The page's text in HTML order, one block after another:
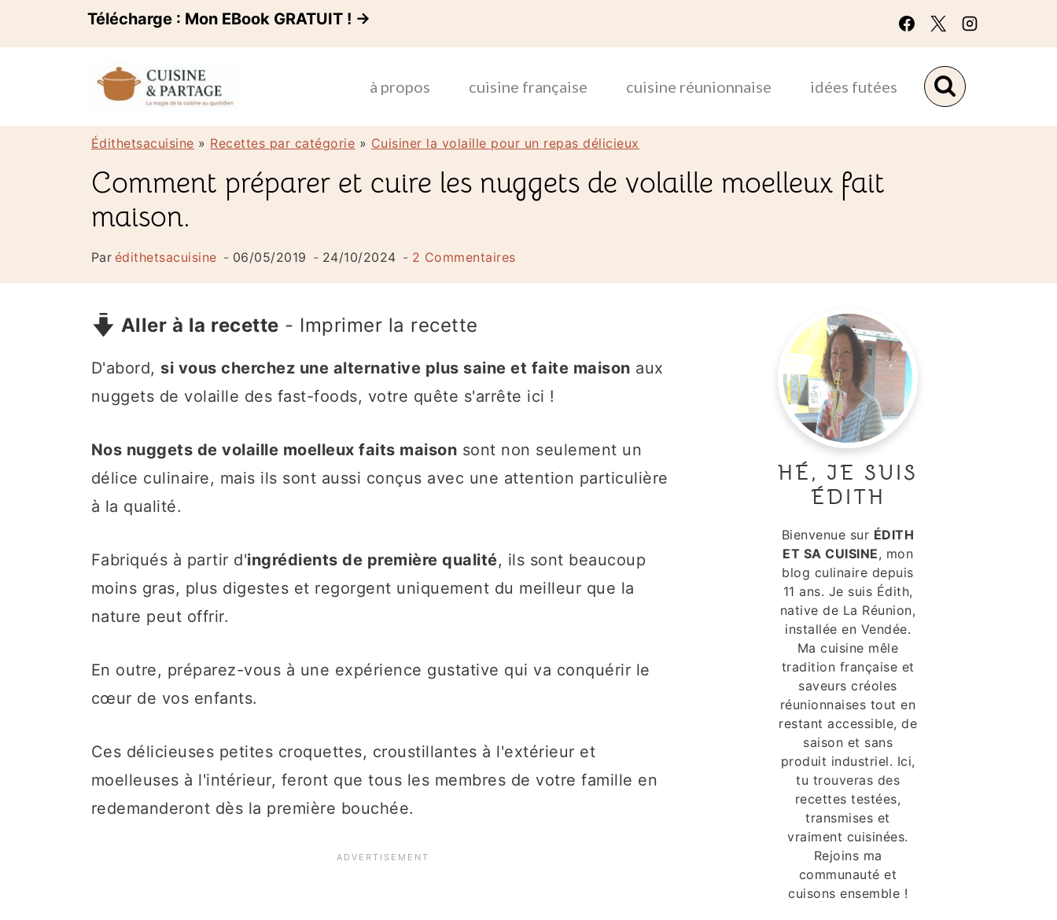
r
Télécharge : Mon EBook GRATUIT ! →
à propos cuisine française cuisine réunionnaise idées futées
Édithetsacuisine » Recettes par catégorie » Cuisiner la volaille pour un repas délicieux
Comment préparer et cuire les nuggets de volaille moelleux fait
maison.
Par édithetsacuisine 06/05/2019 24/10/2024 2 Commentaires
Aller à la recette - Imprimer la recette
D'abord, si vous cherchez une alternative plus saine et faite maison aux
nuggets de volaille des fast-foods, votre quête s'arrête ici !
Nos nuggets de volaille moelleux faits maison sont non seulement un
délice culinaire, mais ils sont aussi conçus avec une attention particulière
à la qualité.
Fabriqués à partir d'ingrédients de première qualité, ils sont beaucoup
moins gras, plus digestes et regorgent uniquement du meilleur que la
nature peut offrir.
En outre, préparez-vous à une expérience gustative qui va conquérir le
cœur de vos enfants.
Ces délicieuses petites croquettes, croustillantes à l'extérieur et
moelleuses à l'intérieur, feront que tous les membres de votre famille en
redemanderont dès la première bouchée.
HÉ, JE SUIS
ÉDITH
Bienvenue sur ÉDITH
ET SA CUISINE, mon
blog culinaire depuis
11 ans. Je suis Édith,
native de La Réunion,
installée en Vendée.
Ma cuisine mêle
tradition française et
saveurs créoles
réunionnaises tout en
restant accessible, de
saison et sans
produit industriel. Ici,
tu trouveras des
recettes testées,
transmises et
vraiment cuisinées.
Rejoins ma
communauté et
cuisons ensemble !